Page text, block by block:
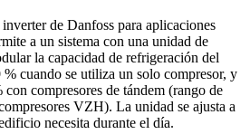
de Danfoss para aplicaciones
a un sistema con una unidad de
la capacidad de refrigeración del
cuando se utiliza un solo compresor, y
compresores de tándem (rango de
VZH). La unidad se ajusta a
necesita durante el día.